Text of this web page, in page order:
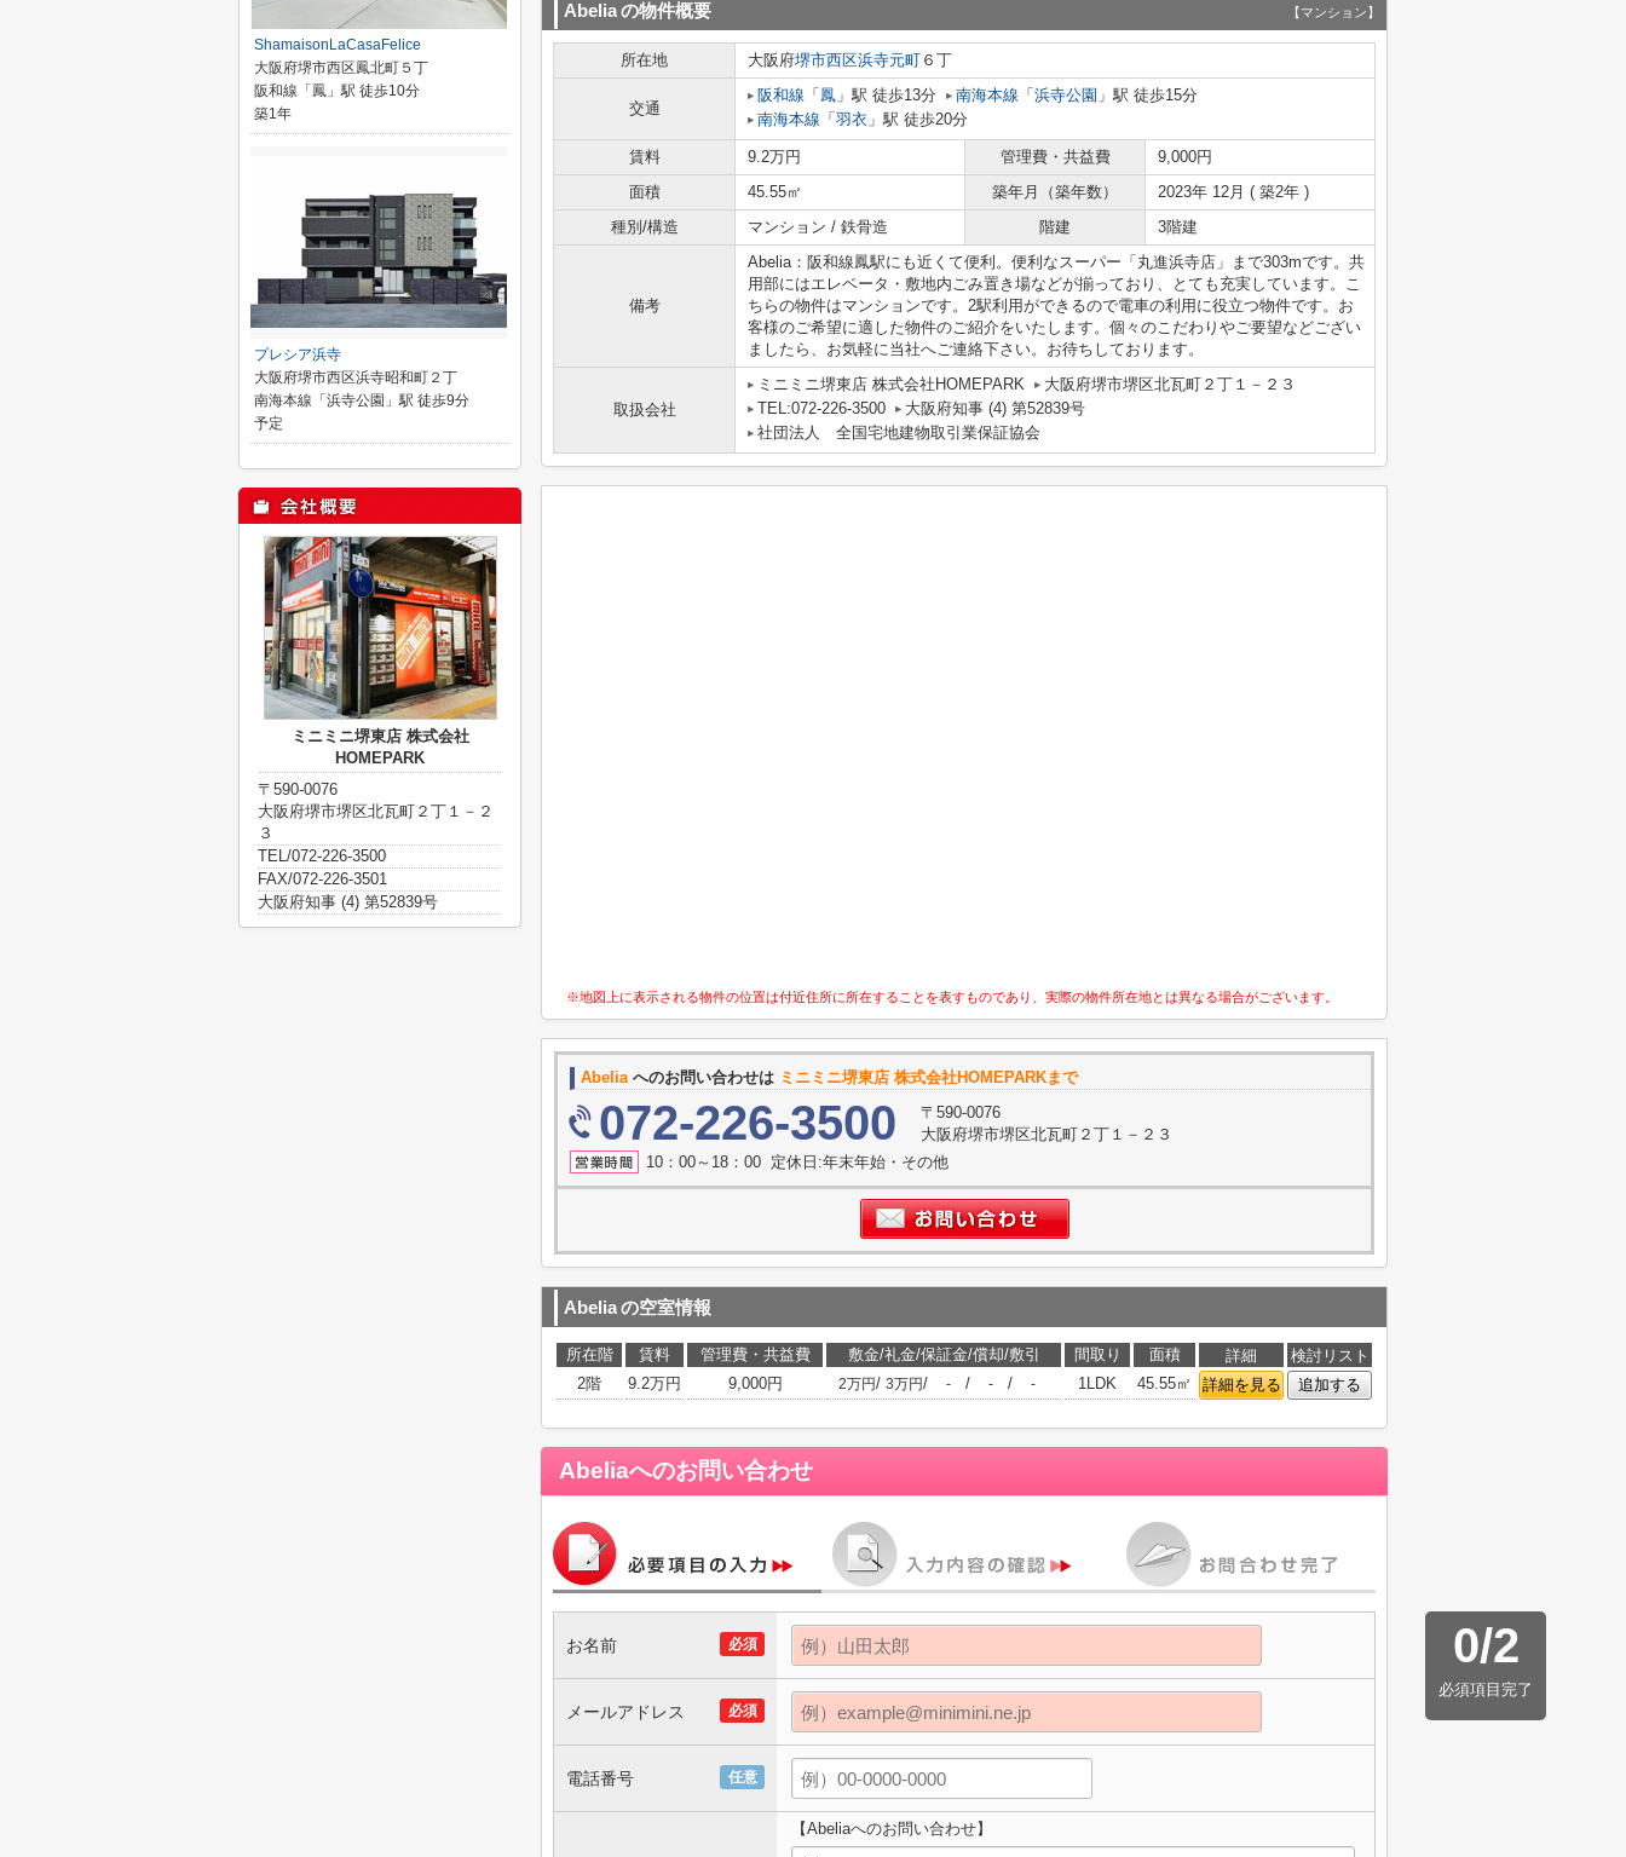
Abeliaの物件概要 【マンション】
所在地 大阪府堺市西区浜寺元町 ６丁
交通
阪和線 「 鳳 」駅 徒歩13分 南海本線 「 浜寺公園 」駅 徒歩15分
南海本線 「 羽衣 」駅 徒歩20分
賃料 9.2万円 管理費・共益費
9,000円
面積
45.55㎡ 築年月（築年数）
2023年 12月 ( 築2年 )
種別/構造
マンション / 鉄骨造 階建 3階建
備考
Abelia：阪和線鳳駅にも近くて便利。便利なスーパー「丸進浜寺店」まで303mです。共
用部にはエレベータ・敷地内ごみ置き場などが揃っており、とても充実しています。こ
ちらの物件はマンションです。2駅利用ができるので電車の利用に役立つ物件です。お
客様のご希望に適した物件のご紹介をいたします。個々のこだわりやご要望などござい
ましたら、お気軽に当社へご連絡下さい。お待ちしております。
取扱会社
ミニミニ堺東店 株式会社HOMEPARK
大阪府堺市堺区北瓦町２丁１－２３
TEL:072-226-3500
大阪府知事 (4) 第52839号
社団法人 全国宅地建物取引業保証協会
※地図上に表示される物件の位置は付近住所に所在することを表すものであり、実際の物件所在地とは異なる場合がございます。
Abeliaへのお問い合わせは ミニミニ堺東店 株式会社HOMEPARKまで
072-226-3500
〒590-0076
大阪府堺市堺区北瓦町２丁１－２３
10：00～18：00 定休日:年末年始・その他
Abeliaの空室情報
所在階 賃料 管理費・共益費 敷金/礼金/保証金/償却/敷引 間取り 面積 詳細
検討リスト
2階
9.2万円 9,000円 2万円/ 3万円/ - / - / - 1LDK 45.55㎡ 詳細を見る 追加する
Abeliaへのお問い合わせ
0/2
必須項目完了
必須
お名前
必須
メールアドレス
任意
電話番号
【Abeliaへのお問い合わせ】
ShamaisonLaCasaFelice
大阪府堺市西区鳳北町５丁
阪和線「鳳」駅 徒歩10分
築1年
プレシア浜寺
大阪府堺市西区浜寺昭和町２丁
南海本線「浜寺公園」駅 徒歩9分
予定
ミニミニ堺東店 株式会社
HOMEPARK
〒590-0076
大阪府堺市堺区北瓦町２丁１－２
３
TEL/072-226-3500
FAX/072-226-3501
大阪府知事 (4) 第52839号